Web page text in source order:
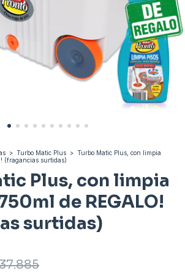
> Turbo Matic Plus > Turbo Matic Plus, con limpia
(fragancias surtidas)
Plus, con limpia
de REGALO!
surtidas)